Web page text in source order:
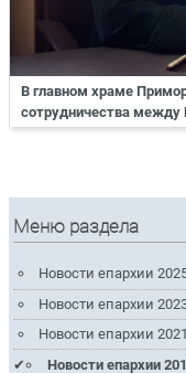
В главном храме
сотрудничества между
Меню раздела
Новости епархии
Новости епархии
Новости епархии 2021
Новости епархии